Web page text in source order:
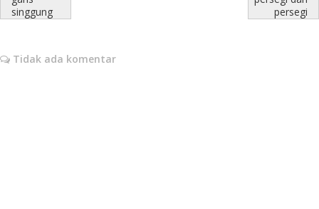
singgung
persegi
Tidak ada komentar